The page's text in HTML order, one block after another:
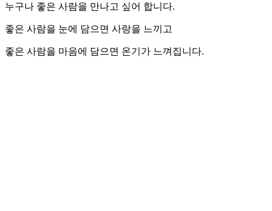
누구나 좋은 사람을 만나고 싶어 합니다.
좋은 사람을 눈에 담으면 사랑을 느끼고
좋은 사람을 마음에 담으면 온기가 느껴집니다.